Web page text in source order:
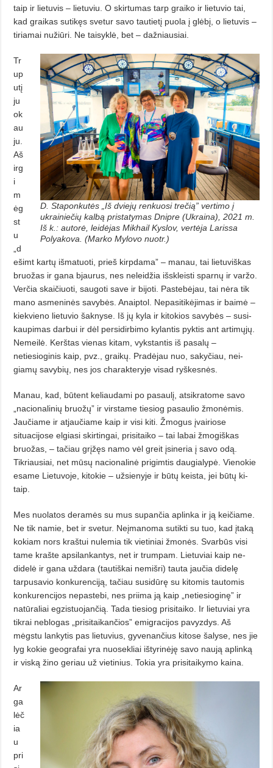
taip ir lietuvis – lietuviu. O skirtumas tarp graiko ir lietuvio tai,
kad graikas sutikęs svetur savo tautietį puola į glėbį, o lietuvis –
tiriamai nužiūri. Ne taisyklė, bet – dažniausiai.
D. Staponkutės „Iš dviejų renkuosi trečią” vertimo į
ukrainiečių kalbą pristatymas Dnipre (Ukraina), 2021 m.
Iš k.: autorė, leidėjas Mikhail Kyslov, vertėja Larissa
Polyakova. (Marko Mylovo nuotr.)
Tr
up
utį
ju
ok
au
ju.
Aš
irg
i
m
ėg
st
u
„d
ešimt kartų išmatuoti, prieš kirpdama” – manau, tai lietuviškas
bruo­žas ir gana bjaurus, nes neleidžia iš­skleisti sparnų ir varžo.
Verčia skai­čiuoti, saugoti save ir bijoti. Paste­bė­jau, tai nėra tik
mano asmeninės sa­vybės. Anaiptol. Nepasitikėjimas ir bai­mė –
kiekvieno lietuvio šaknyse. Iš jų kyla ir kitokios savybės – susi­
kaupimas darbui ir dėl persidirbimo kylantis pyktis ant artimųjų.
Nemei­lė. Kerštas vienas kitam, vykstantis iš pasalų –
netiesioginis kaip, pvz., graikų. Pradėjau nuo, sakyčiau, nei­
giamų savybių, nes jos charakteryje visad ryškesnės.
Manau, kad, būtent keliaudami po pasaulį, atsikratome savo
„nacio­na­­linių bruožų” ir virstame tiesiog pa­saulio žmonėmis.
Jaučiame ir atjau­čiame kaip ir visi kiti. Žmogus įvai­rio­se
situacijose elgiasi skirtingai, prisitaiko – tai labai žmogiškas
bruo­žas, – tačiau grįžęs namo vėl greit įsi­neria į savo odą.
Tikriausiai, net mū­sų nacionalinė prigimtis daugialypė. Vienokie
esame Lietuvoje, kitokie – užsienyje ir būtų keista, jei būtų ki­
taip.
Mes nuolatos deramės su mus su­pančia aplinka ir ją keičiame.
Ne tik namie, bet ir svetur. Neįmanoma su­tikti su tuo, kad įtaką
kokiam nors kraštui nulemia tik vietiniai žmonės. Svarbūs visi
tame krašte apsilankantys, net ir trumpam. Lietuviai kaip ne­­
didelė ir gana uždara (tautiškai nemišri) tauta jaučia didelę
tarpusa­vio konkurenciją, tačiau susidūrę su kitomis tautomis
konkurencijos ne­pa­stebi, nes priima ją kaip „netiesio­ginę” ir
natūraliai egzistuojančią. Tada tiesiog prisitaiko. Ir lietuviai yra
tikrai neblogas „prisitaikančios” emigracijos pavyzdys. Aš
mėgstu lan­kytis pas lietuvius, gyvenan­čius kito­se šalyse, nes jie
lyg ko­kie geografai yra nuosekliai ištyri­nėję savo naują aplinką
ir viską žino geriau už vie­tinius. Tokia yra prisitai­kymo kaina.
Ar
ga
lėč
ia
u
pri